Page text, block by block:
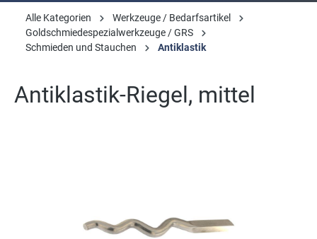
Alle Kategorien
Werkzeuge / Bedarfsartikel
Goldschmiedespezialwerkzeuge / GRS
Schmieden und Stauchen
Antiklastik
Antiklastik-Riegel, mittel